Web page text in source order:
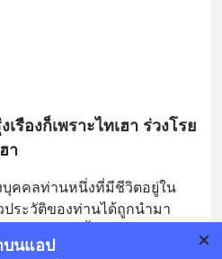
บนแอป
รืองก็เพราะไทเฮา ร่วงโรย
า
คคลท่านหนึ่งที่มีชีวิตอยู่ใน
ระวัติของท่านได้ถูกนำมา